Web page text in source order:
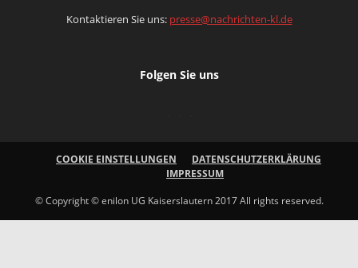
Kontaktieren Sie uns: presse@nachrichten-kl.de
Folgen Sie uns
COOKIE EINSTELLUNGEN
DATENSCHUTZERKLÄRUNG
IMPRESSUM
© Copyright © enilon UG Kaiserslautern 2017 All rights reserved.